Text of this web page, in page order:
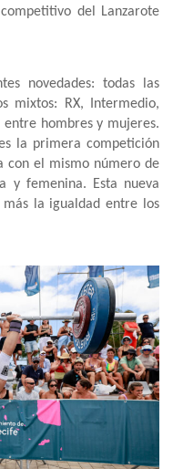
del Lanzarote
novedades: todas las
mixtos: RX, Intermedio,
entre hombres y mujeres.
la primera competición
con el mismo número de
y femenina. Esta nueva
la igualdad entre los